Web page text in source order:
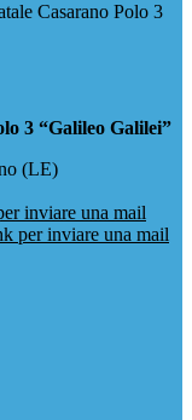
Casarano Polo 3
3 “Galileo Galilei”
(LE)
inviare una mail
per inviare una mail